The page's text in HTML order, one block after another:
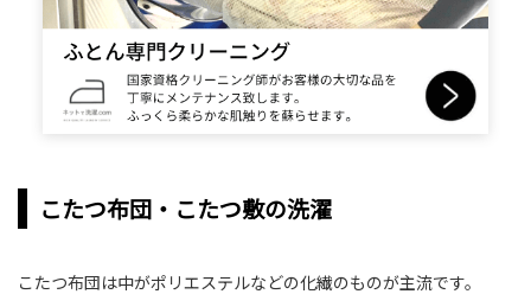
こたつ布団・こたつ敷の洗濯
こたつ布団は中がポリエステルなどの化繊のものが主流です。